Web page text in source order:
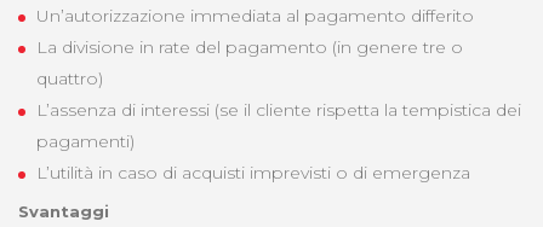
Un’autorizzazione immediata al pagamento differito
La divisione in rate del pagamento (in genere tre o
quattro)
L’assenza di interessi (se il cliente rispetta la tempistica dei
pagamenti)
L’utilità in caso di acquisti imprevisti o di emergenza
Svantaggi